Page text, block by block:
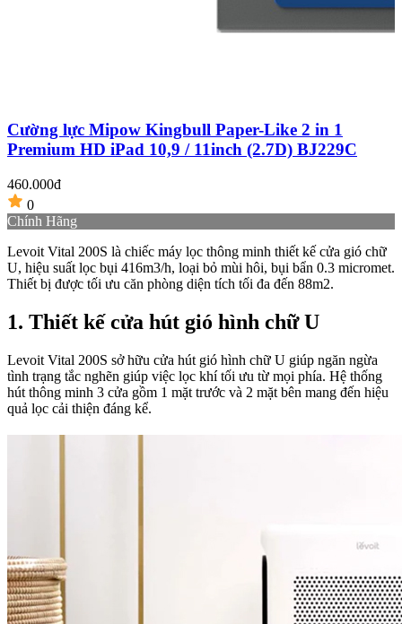
Cường lực Mipow Kingbull Paper-Like 2 in 1
Premium HD iPad 10,9 / 11inch (2.7D) BJ229C
460.000đ
0
Chính Hãng
Levoit Vital 200S là chiếc máy lọc thông minh thiết kế cửa gió chữ
U, hiệu suất lọc bụi 416m3/h, loại bỏ mùi hôi, bụi bẩn 0.3 micromet.
Thiết bị được tối ưu căn phòng diện tích tối đa đến 88m2.
1. Thiết kế cửa hút gió hình chữ U
Levoit Vital 200S sở hữu cửa hút gió hình chữ U giúp ngăn ngừa
tình trạng tắc nghẽn giúp việc lọc khí tối ưu từ mọi phía. Hệ thống
hút thông minh 3 cửa gồm 1 mặt trước và 2 mặt bên mang đến hiệu
quả lọc cải thiện đáng kể.